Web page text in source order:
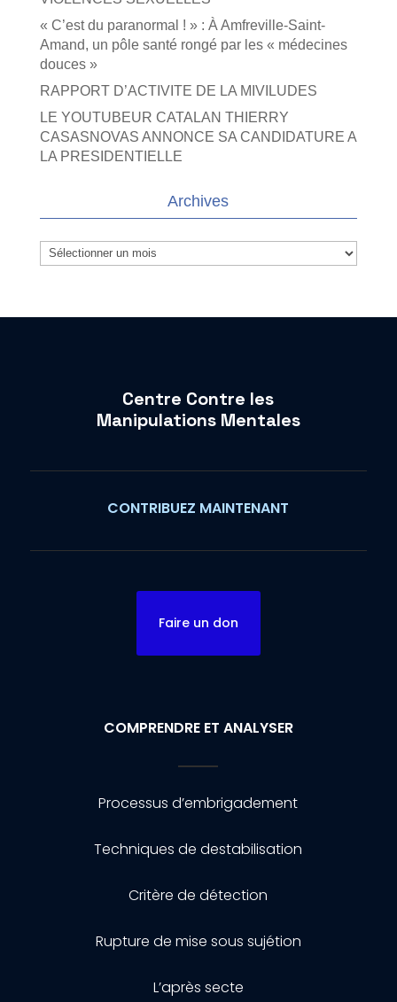
« C’est du paranormal ! » : À Amfreville-Saint-
Amand, un pôle santé rongé par les « médecines
douces »
RAPPORT D’ACTIVITE DE LA MIVILUDES
LE YOUTUBEUR CATALAN THIERRY
CASASNOVAS ANNONCE SA CANDIDATURE A
LA PRESIDENTIELLE
Archives
Archives
Centre Contre les
Manipulations Mentales
CONTRIBUEZ MAINTENANT
Faire un don
COMPRENDRE ET ANALYSER
Processus d’embrigadement
Techniques de destabilisation
Critère de détection
Rupture de mise sous sujétion
L’après secte